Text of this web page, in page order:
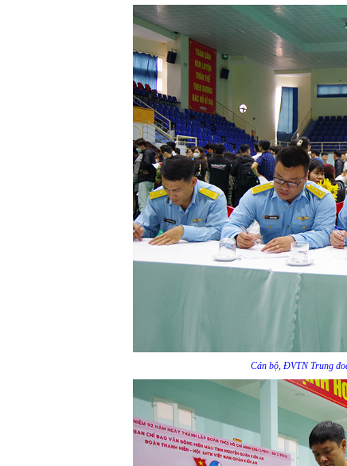
Cán bộ, ĐVTN Trung